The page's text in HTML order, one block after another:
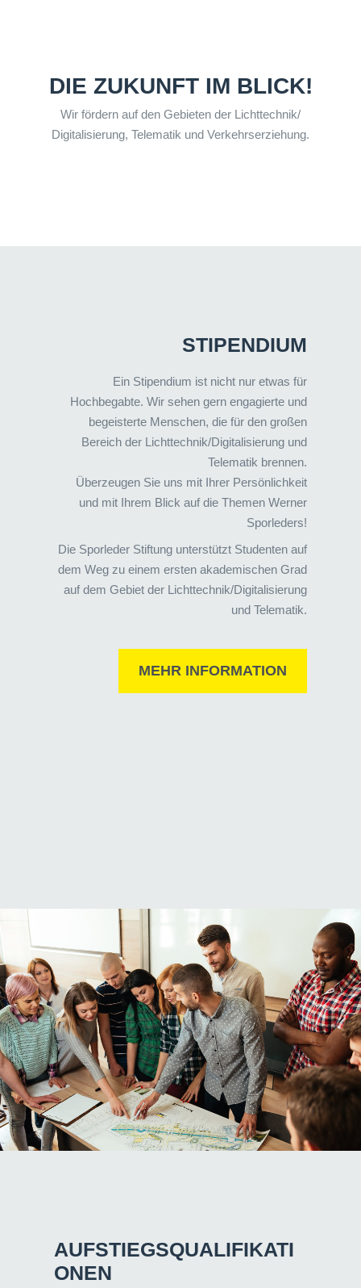
DIE ZUKUNFT IM BLICK!
Wir fördern auf den Gebieten der Lichttechnik/
Digitalisierung, Telematik und Verkehrserziehung.
STIPENDIUM
Ein Stipendium ist nicht nur etwas für
Hochbegabte. Wir sehen gern engagierte und
begeisterte Menschen, die für den großen
Bereich der Lichttechnik/Digitalisierung und
Telematik brennen.
Überzeugen Sie uns mit Ihrer Persönlichkeit
und mit Ihrem Blick auf die Themen Werner
Sporleders!
Die Sporleder Stiftung unterstützt Studenten auf
dem Weg zu einem ersten akademischen Grad
auf dem Gebiet der Lichttechnik/Digitalisierung
und Telematik.
MEHR INFORMATION
AUFSTIEGSQUALIFIKATI
ONEN